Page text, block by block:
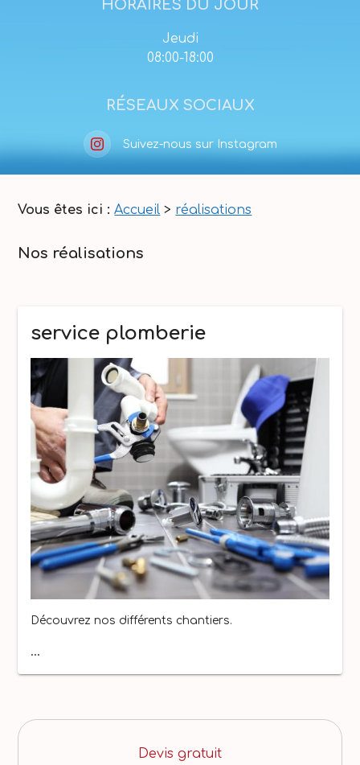
HORAIRES DU JOUR
Jeudi
08:00-18:00
RÉSEAUX SOCIAUX
Suivez-nous sur Instagram
Vous êtes ici :Accueil > réalisations
Nos réalisations
service plomberie
Découvrez nos différents chantiers.
...
Devis gratuit